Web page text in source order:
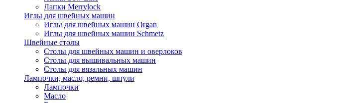
Лапки Merrylock
Иглы для швейных машин
Иглы для швейных машин Organ
Иглы для швейных машин Schmetz
Швейные столы
Столы для швейных машин и оверлоков
Столы для вышивальных машин
Столы для вязальных машин
Лампочки, масло, ремни, шпули
Лампочки
Масло